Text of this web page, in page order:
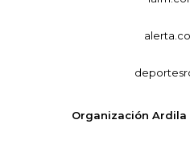
Organización Ardila